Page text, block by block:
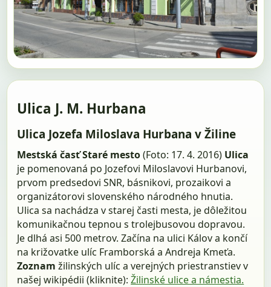
Ulica J. M. Hurbana
Ulica Jozefa Miloslava Hurbana v Žiline
Mestská časť Staré mesto(Foto: 17. 4. 2016) Ulica
je pomenovaná po Jozefovi Miloslavovi Hurbanovi,
prvom predsedovi SNR, básnikovi, prozaikovi a
organizátorovi slovenského národného hnutia.
Ulica sa nachádza v starej časti mesta, je dôležitou
komunikačnou tepnou s trolejbusovou dopravou.
Je dlhá asi 500 metrov. Začína na ulici Kálov a končí
na križovatke ulíc Framborská a Andreja Kmeťa.
Zoznamžilinských ulíc a verejných priestranstiev v
našej wikipédii (kliknite):Žilinské ulice a námestia.